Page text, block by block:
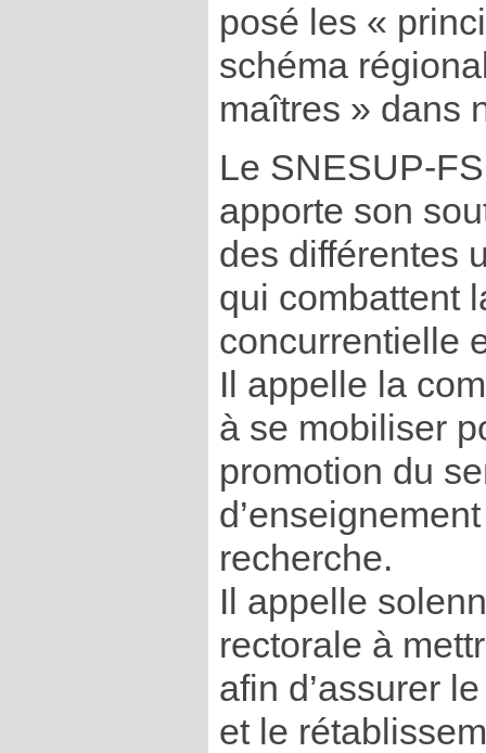
posé les «
schéma
maîtres » dans
Le SNESUP-
apporte son
des différentes
qui combattent
concurrentielle
Il appelle la
à se mobiliser
promotion du
recherche.
Il appelle
rectorale à
afin d’assurer
et le